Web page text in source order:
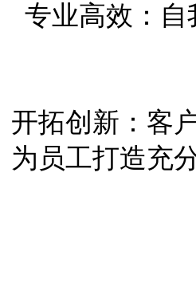
专业高效：
开拓创新：客
为员工打造充